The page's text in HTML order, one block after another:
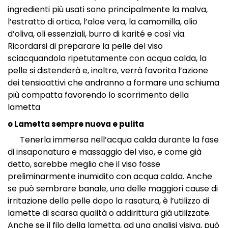
ingredienti più usati sono principalmente la malva,
l’estratto di ortica, l’aloe vera, la camomilla, olio
d’oliva, oli essenziali, burro di karité e così via.
Ricordarsi di preparare la pelle del viso
sciacquandola ripetutamente con acqua calda, la
pelle si distenderà e, inoltre, verrà favorita l’azione
dei tensioattivi che andranno a formare una schiuma
più compatta favorendo lo scorrimento della
lametta
o Lametta sempre nuova e pulita
Tenerla immersa nell’acqua calda durante la fase
di insaponatura e massaggio del viso, e come già
detto, sarebbe meglio che il viso fosse
preliminarmente inumidito con acqua calda. Anche
se può sembrare banale, una delle maggiori cause di
irritazione della pelle dopo la rasatura, è l’utilizzo di
lamette di scarsa qualità o addirittura già utilizzate.
Anche se il filo della lametta, ad una analisi visiva, può